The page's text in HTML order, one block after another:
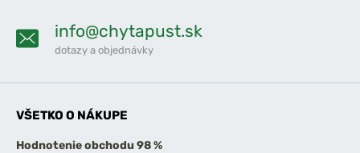
info@chytapust.sk
dotazy a objednávky
VŠETKO O NÁKUPE
Hodnotenie obchodu 98 %